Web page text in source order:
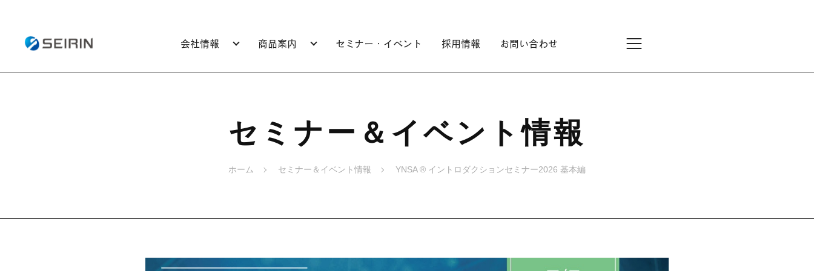
会社情報 商品案内 セミナー・イベント 採用情報 お問い合わせ
セミナー＆イベント情報
ホーム セミナー＆イベント情報 YNSA ® イントロダクションセミナー2026 基本編